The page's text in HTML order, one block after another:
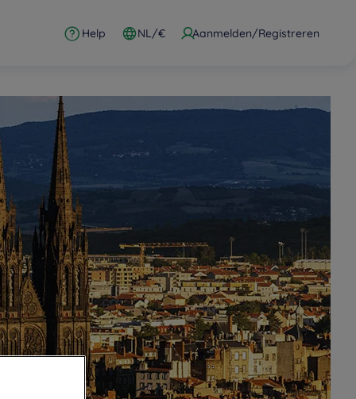
Help NL/€ Aanmelden/Registreren